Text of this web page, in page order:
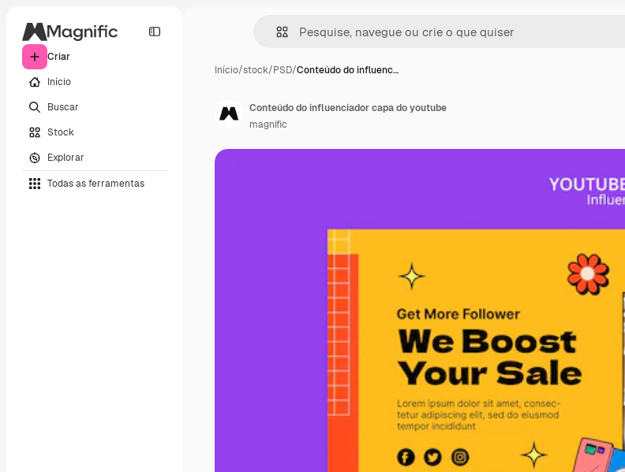
Criar
Início
Buscar
Stock
Explorar
Todas as ferramentas
Início/stock/PSD/Conteúdo do influenc…
Conteúdo do influenciador capa do youtube
magnific